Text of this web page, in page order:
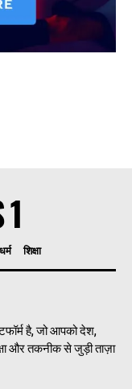
धर्म शिक्षा
है, जो आपको देश,
और तकनीक से जुड़ी ताज़ा